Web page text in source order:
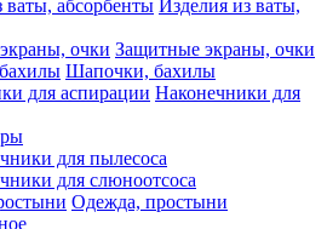
Изделия из ваты,
Защитные экраны, очки
Шапочки, бахилы
Наконечники для
для пылесоса
для слюноотсоса
Одежда, простыни